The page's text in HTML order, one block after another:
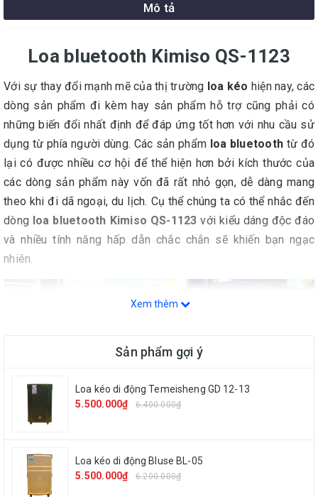
Mô tả
Loa bluetooth Kimiso QS-1123
Với sự thay đổi mạnh mẽ của thị trường loa kéo hiện nay, các
dòng sản phẩm đi kèm hay sản phẩm hỗ trợ cũng phải có
những biến đổi nhất định để đáp ứng tốt hơn với nhu cầu sử
dụng từ phía người dùng. Các sản phẩm loa bluetooth từ đó
lại có được nhiều cơ hội để thể hiện hơn bởi kích thước của
các dòng sản phẩm này vốn đã rất nhỏ gọn, dễ dàng mang
theo khi đi dã ngoại, du lịch. Cụ thể chúng ta có thể nhắc đến
dòng loa bluetooth Kimiso QS-1123 với kiểu dáng độc đáo
và nhiều tính năng hấp dẫn chắc chắn sẽ khiến bạn ngạc
nhiên.
Xem thêm
Sản phẩm gợi ý
Loa kéo di động Temeisheng GD 12-13
5.500.000₫
6.400.000₫
Loa kéo di động Bluse BL-05
5.500.000₫
6.200.000₫